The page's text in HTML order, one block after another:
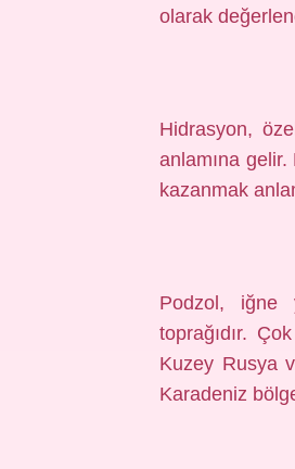
olarak
Hidrasyon,
anlamına
kazanmak
Podzol, iğne
toprağıdır.
Kuzey Rusya
Karadeniz